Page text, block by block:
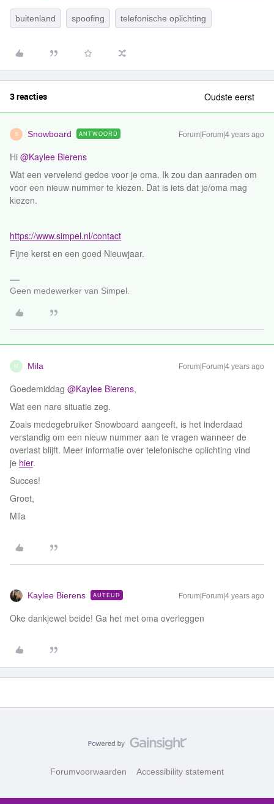
buitenland spoofing telefonische oplichting
3 reacties Oudste eerst
S Snowboard ANTWOORD Forum|Forum|4 years ago
Hi @Kaylee Bierens
Wat een vervelend gedoe voor je oma. Ik zou dan aanraden om
voor een nieuw nummer te kiezen. Dat is iets dat je/oma mag
kiezen. ​​​​​​
https://www.simpel.nl/contact
Fijne kerst en een goed Nieuwjaar.
Geen medewerker van Simpel.
M Mila Forum|Forum|4 years ago
Goedemiddag @Kaylee Bierens,
Wat een nare situatie zeg.
Zoals medegebruiker Snowboard aangeeft, is het inderdaad
verstandig om een nieuw nummer aan te vragen wanneer de
overlast blijft. Meer informatie over telefonische oplichting vind
je hier.
Succes!
Groet,
Mila
Kaylee Bierens AUTEUR Forum|Forum|4 years ago
Oke dankjewel beide! Ga het met oma overleggen
Forumvoorwaarden Accessibility statement